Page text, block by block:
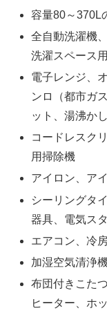
容量80～370L
全自動洗濯機
洗濯スペース
電子レンジ、
ンロ（都市ガ
ット、湯沸か
コードレスク
用掃除機
アイロン、ア
シーリングタ
器具、電気ス
エアコン、冷
加湿空気清浄
布団付きこた
ヒーター、ホ